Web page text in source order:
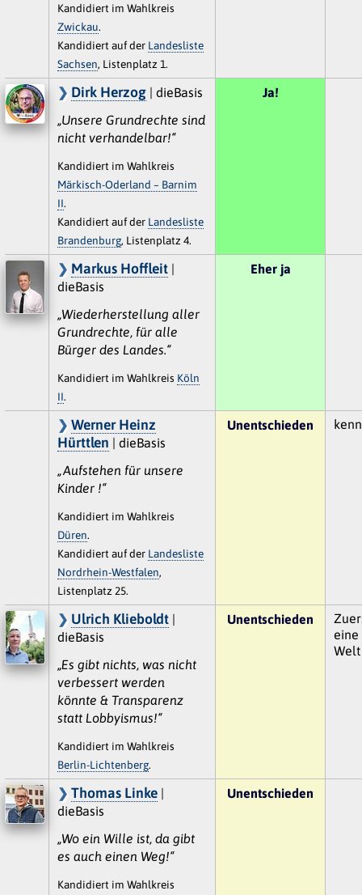
Kandidiert im Wahlkreis
Zwickau.
Kandidiert auf der Landesliste
Sachsen, Listenplatz 1.
Dirk Herzog| dieBasis
„Unsere Grundrechte sind
nicht verhandelbar!“
Kandidiert im Wahlkreis
Märkisch-Oderland – Barnim
II.
Kandidiert auf der Landesliste
Brandenburg, Listenplatz 4.
Ja!
Markus Hoffleit|
dieBasis
„Wiederherstellung aller
Grundrechte, für alle
Bürger des Landes.“
Kandidiert im Wahlkreis Köln
II.
Eher ja
Werner Heinz
Hürttlen | dieBasis
„Aufstehen für unsere
Kinder !“
Kandidiert im Wahlkreis
Düren.
Kandidiert auf der Landesliste
Nordrhein-Westfalen,
Listenplatz 25.
Unentschieden
Ulrich Klieboldt|
dieBasis
„Es gibt nichts, was nicht
verbessert werden
könnte & Transparenz
statt Lobbyismus!“
Kandidiert im Wahlkreis
Berlin-Lichtenberg.
Unentschieden
Welt
Thomas Linke|
dieBasis
„Wo ein Wille ist, da gibt
es auch einen Weg!“
Kandidiert im Wahlkreis
Unentschieden